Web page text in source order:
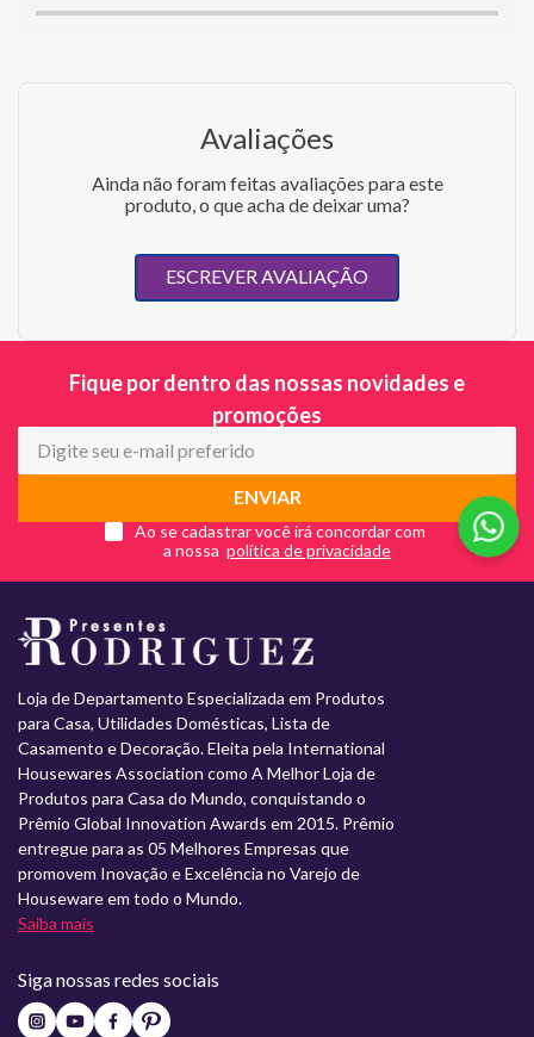
Avaliações
Ainda não foram feitas avaliações para este
produto, o que acha de deixar uma?
ESCREVER AVALIAÇÃO
Fique por dentro das nossas novidades e
promoções
ENVIAR
Ao se cadastrar você irá concordar com
a nossa
Loja de Departamento Especializada em Produtos
para Casa, Utilidades Domésticas, Lista de
Casamento e Decoração. Eleita pela International
Housewares Association como A Melhor Loja de
Produtos para Casa do Mundo, conquistando o
Prêmio Global Innovation Awards em 2015. Prêmio
entregue para as 05 Melhores Empresas que
promovem Inovação e Excelência no Varejo de
Houseware em todo o Mundo.
Saiba mais
Siga nossas redes sociais